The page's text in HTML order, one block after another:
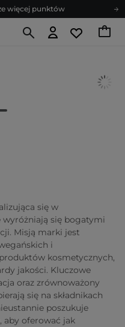
więcej punktów
pełen porad
zamówienia do 24h.
pełen porad
się w
wyróżniają się bogatymi
Misją marki jest
i
kosmetycznych,
jakości. Kluczowe
oraz zrównoważony
się na składnikach
poszukuje
aby oferować jak